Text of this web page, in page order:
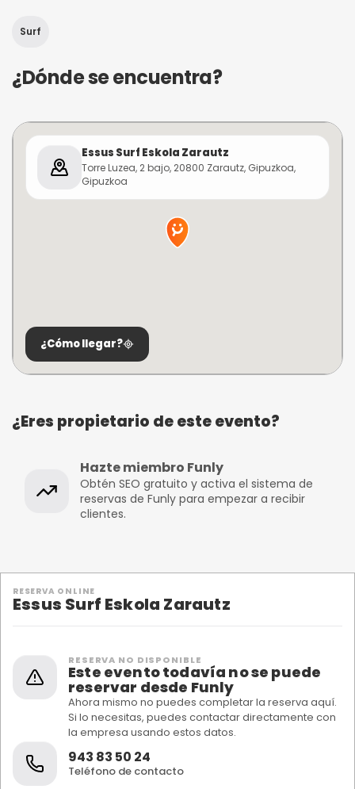
Surf
¿Dónde se encuentra?
Essus Surf Eskola Zarautz
Torre Luzea, 2 bajo, 20800 Zarautz, Gipuzkoa,
Gipuzkoa
¿Cómo llegar?
¿Eres propietario de este evento?
Hazte miembro Funly
Obtén SEO gratuito y activa el sistema de
reservas de Funly para empezar a recibir
clientes.
RESERVA ONLINE
Essus Surf Eskola Zarautz
RESERVA NO DISPONIBLE
Este evento todavía no se puede
reservar desde Funly
Ahora mismo no puedes completar la reserva aquí.
Si lo necesitas, puedes contactar directamente con
la empresa usando estos datos.
943 83 50 24
Teléfono de contacto